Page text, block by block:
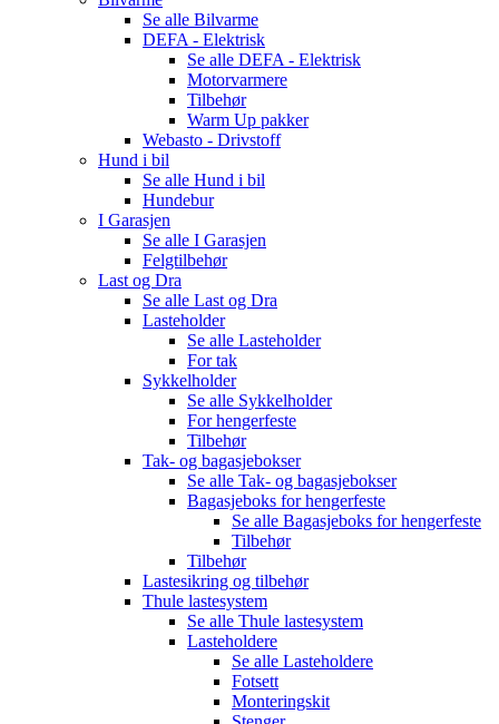
Se alle Bilvarme
DEFA - Elektrisk
Se alle DEFA - Elektrisk
Motorvarmere
Tilbehør
Warm Up pakker
Webasto - Drivstoff
Hund i bil
Se alle Hund i bil
Hundebur
I Garasjen
Se alle I Garasjen
Felgtilbehør
Last og Dra
Se alle Last og Dra
Lasteholder
Se alle Lasteholder
For tak
Sykkelholder
Se alle Sykkelholder
For hengerfeste
Tilbehør
Tak- og bagasjebokser
Se alle Tak- og bagasjebokser
Bagasjeboks for hengerfeste
Se alle Bagasjeboks for hengerfeste
Tilbehør
Tilbehør
Lastesikring og tilbehør
Thule lastesystem
Se alle Thule lastesystem
Lasteholdere
Se alle Lasteholdere
Fotsett
Monteringskit